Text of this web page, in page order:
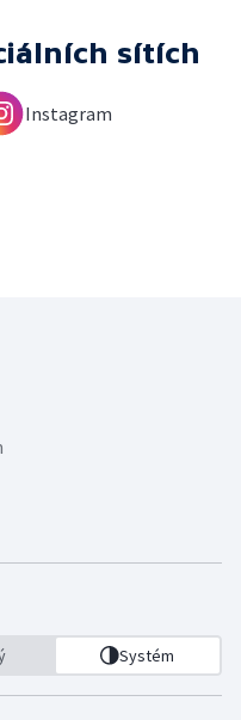
sítích
Instagram
Systém